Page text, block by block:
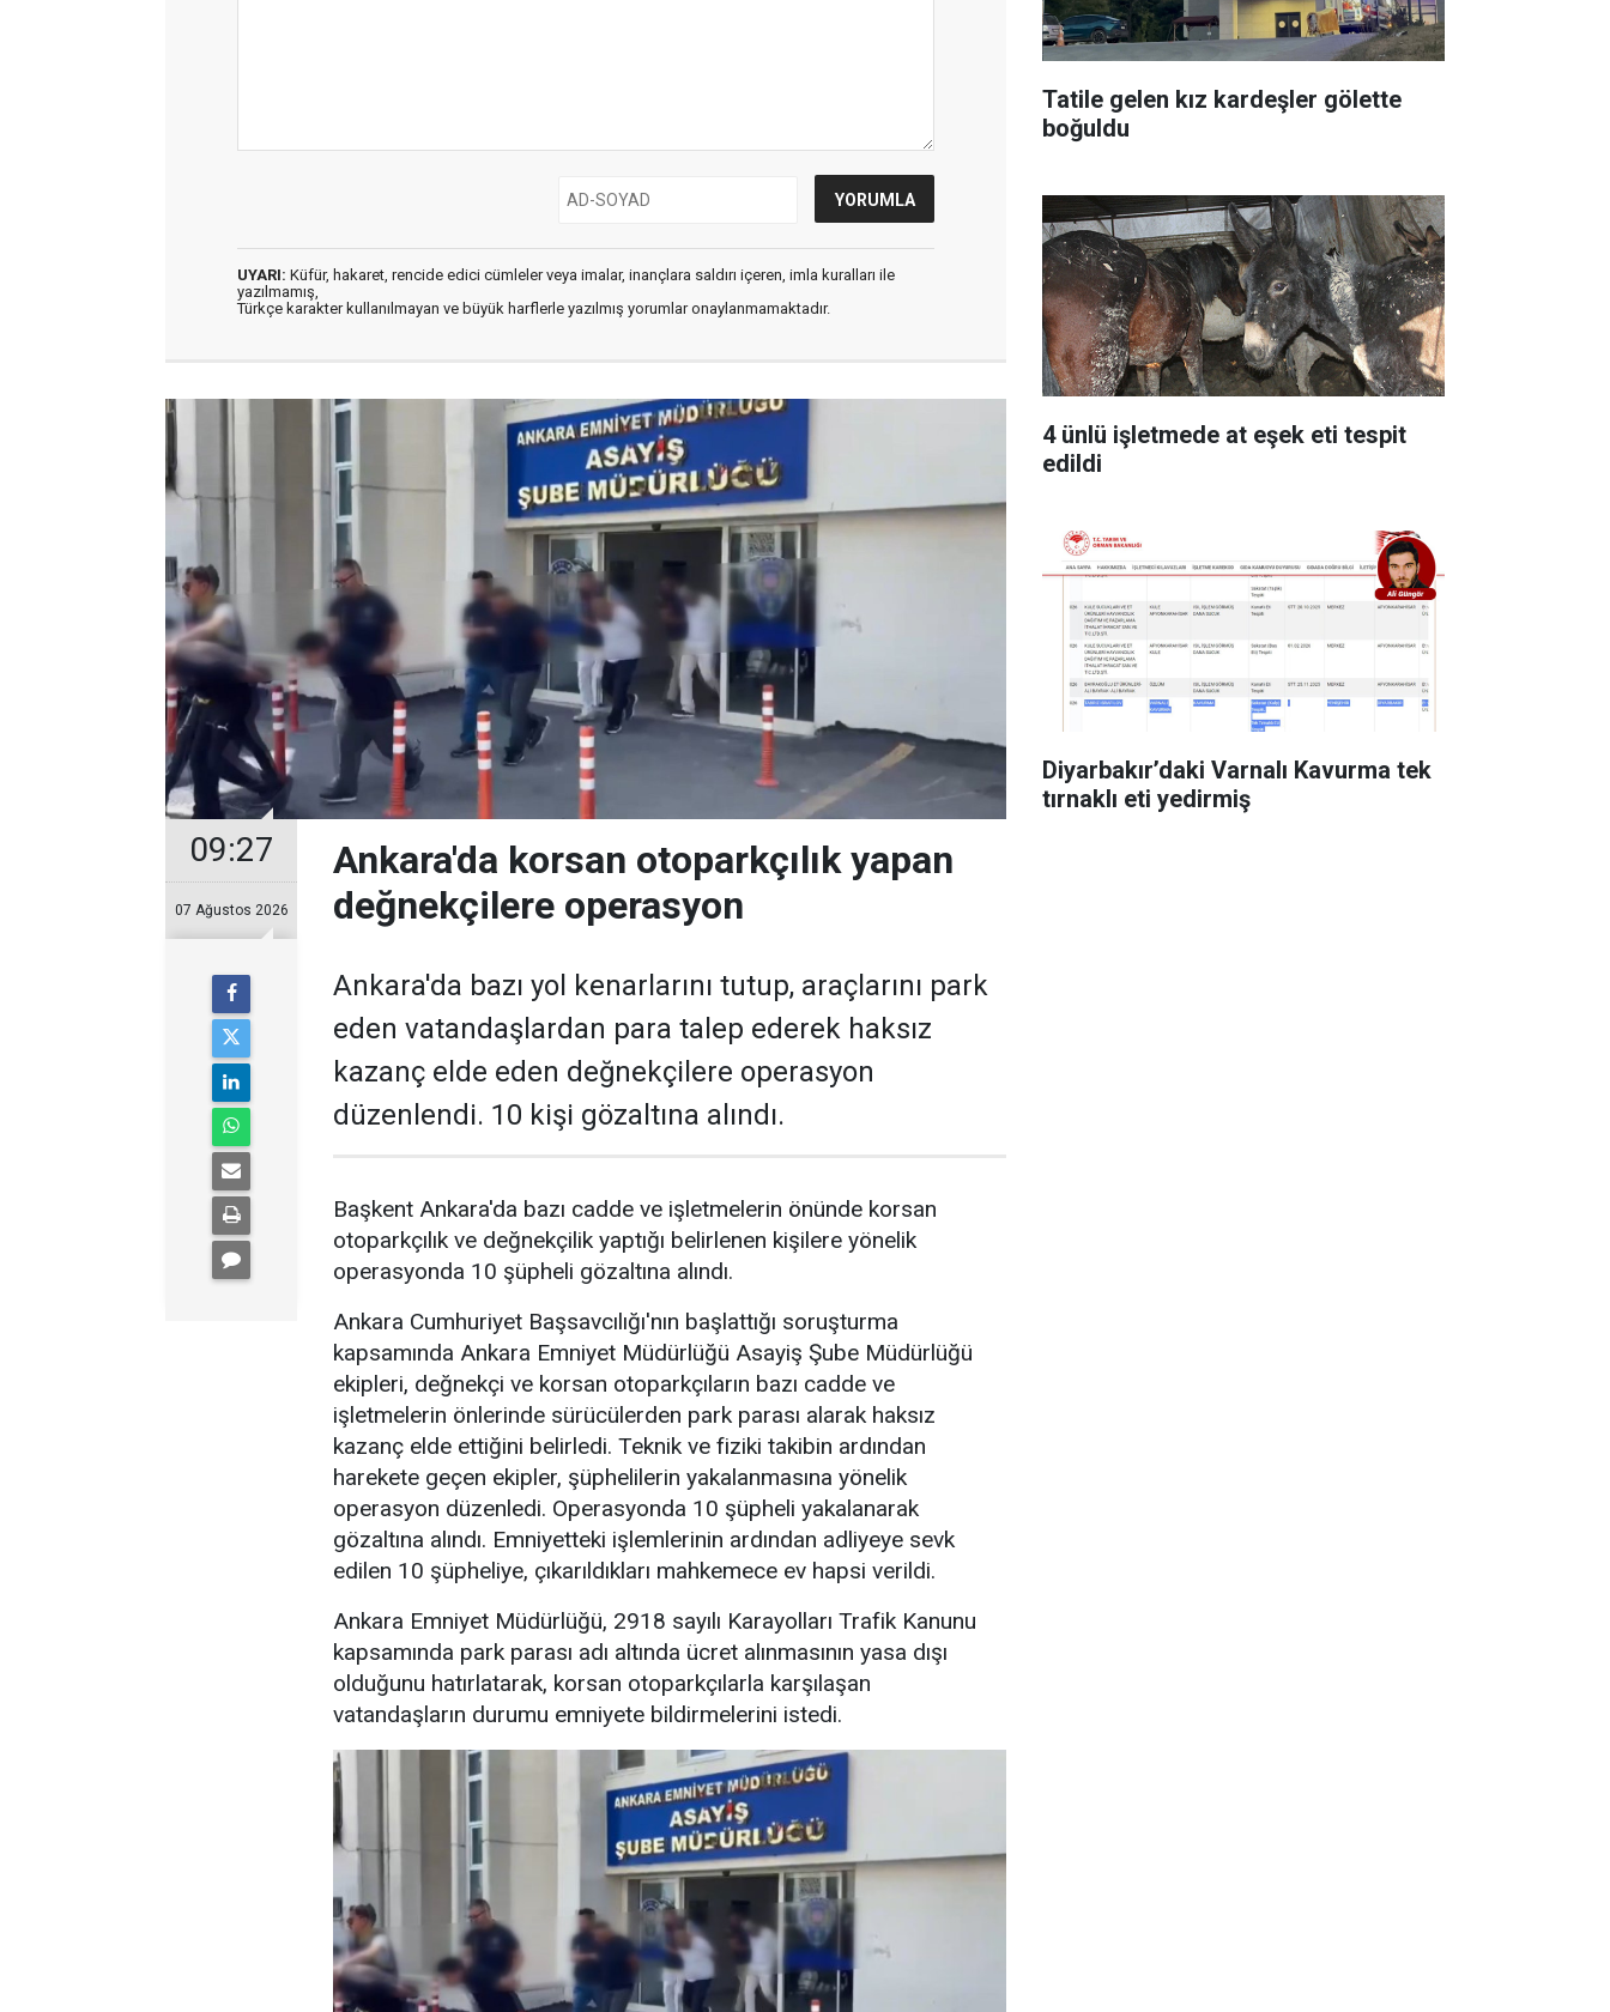
UYARI: Küfür, hakaret, rencide edici cümleler veya imalar, inançlara saldırı içeren, imla kuralları ile
yazılmamış,
Türkçe karakter kullanılmayan ve büyük harflerle yazılmış yorumlar onaylanmamaktadır.
09:27
07 Ağustos 2026
Ankara'da korsan otoparkçılık yapan
değnekçilere operasyon
Ankara'da bazı yol kenarlarını tutup, araçlarını park
eden vatandaşlardan para talep ederek haksız
kazanç elde eden değnekçilere operasyon
düzenlendi. 10 kişi gözaltına alındı.
Başkent Ankara'da bazı cadde ve işletmelerin önünde korsan
otoparkçılık ve değnekçilik yaptığı belirlenen kişilere yönelik
operasyonda 10 şüpheli gözaltına alındı.
Ankara Cumhuriyet Başsavcılığı'nın başlattığı soruşturma
kapsamında Ankara Emniyet Müdürlüğü Asayiş Şube Müdürlüğü
ekipleri, değnekçi ve korsan otoparkçıların bazı cadde ve
işletmelerin önlerinde sürücülerden park parası alarak haksız
kazanç elde ettiğini belirledi. Teknik ve fiziki takibin ardından
harekete geçen ekipler, şüphelilerin yakalanmasına yönelik
operasyon düzenledi. Operasyonda 10 şüpheli yakalanarak
gözaltına alındı. Emniyetteki işlemlerinin ardından adliyeye sevk
edilen 10 şüpheliye, çıkarıldıkları mahkemece ev hapsi verildi.
Ankara Emniyet Müdürlüğü, 2918 sayılı Karayolları Trafik Kanunu
kapsamında park parası adı altında ücret alınmasının yasa dışı
olduğunu hatırlatarak, korsan otoparkçılarla karşılaşan
vatandaşların durumu emniyete bildirmelerini istedi.
Tatile gelen kız kardeşler gölette
boğuldu
4 ünlü işletmede at eşek eti tespit
edildi
Diyarbakır’daki Varnalı Kavurma tek
tırnaklı eti yedirmiş